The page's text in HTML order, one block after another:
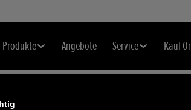
Produkte Angebote Service Kauf